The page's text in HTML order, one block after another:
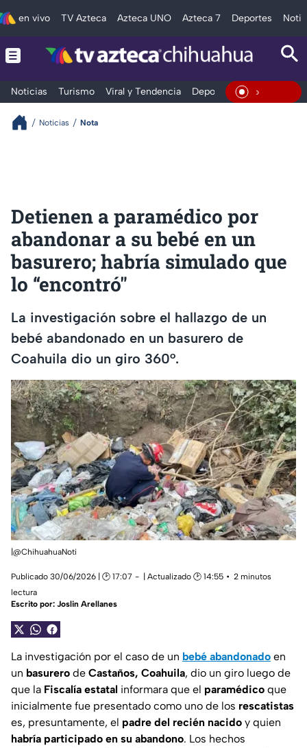
en vivo TV Azteca Azteca UNO Azteca 7 Deportes
Noticias Turismo Viral y Tendencia Deportes Espectáculos
En Vivo
Noticias Nota
Detienen a paramédico por
abandonar a su bebé en un
basurero; habría simulado que
lo “encontró"
La investigación sobre el hallazgo de un
bebé abandonado en un basurero de
Coahuila dio un giro 360°.
|@ChihuahuaNoti
Publicado 30/06/2026 | 🕑 17:07 | Actualizado 🕑 14:55
2 minutos
lectura
Escrito por: Joslin Arellanes
La investigación por el caso de un bebé abandonado en
un basurero de Castaños, Coahuila, dio un giro luego de
que la Fiscalía estatal informara que el paramédico que
inicialmente fue presentado como uno de los rescatistas
es, presuntamente, el padre del recién nacido y quien
habría participado en su abandono. Los hechos